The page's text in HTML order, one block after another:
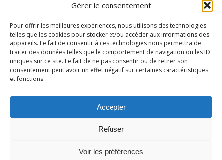
Gérer le consentement
Pour offrir les meilleures expériences, nous utilisons des technologies
telles que les cookies pour stocker et/ou accéder aux informations des
appareils. Le fait de consentir à ces technologies nous permettra de
traiter des données telles que le comportement de navigation ou les ID
uniques sur ce site. Le fait de ne pas consentir ou de retirer son
consentement peut avoir un effet négatif sur certaines caractéristiques
et fonctions.
Accepter
Refuser
Voir les préférences